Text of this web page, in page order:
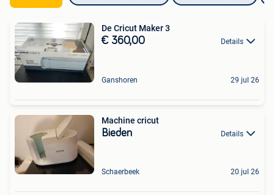
De Cricut Maker 3
€ 360,00 Details
Ganshoren 29 jul 26
Machine cricut
Bieden Details
Schaerbeek 20 jul 26